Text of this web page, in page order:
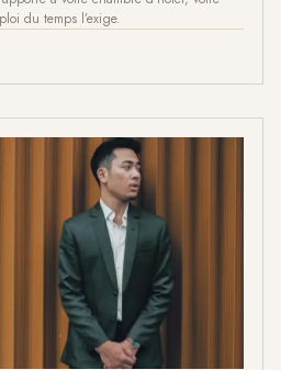
du temps l’exige.